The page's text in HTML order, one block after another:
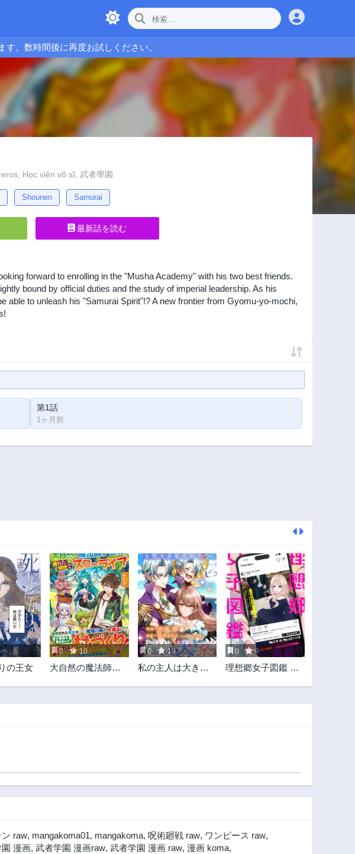
。数時間後に再度お試しください。
Học viện võ sĩ, 武者學園
Shounen Samurai
最新話を読む
forward to enrolling in the "Musha Academy" with his two best friends.
bound by official duties and the study of imperial leadership. As his
able to unleash his "Samurai Spirit"!? A new frontier from Gyomu-yo-mochi,
第1話
1ヶ月前
の王女
0 10
大自然の魔法師ア
0 10
私の主人は大きな
0 9
理想郷女子図鑑 ～
raw, mangakoma01, mangakoma, 呪術廻戦 raw, ワンピース raw,
漫画, 武者学園 漫画raw, 武者学園 漫画 raw, 漫画 koma,